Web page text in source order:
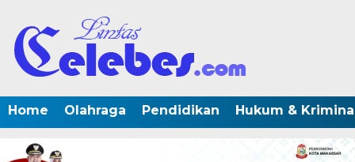
Home Olahraga Pendidikan Hukum &